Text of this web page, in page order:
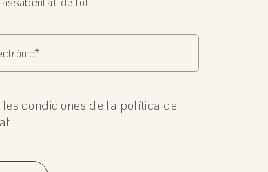
condiciones de la política de